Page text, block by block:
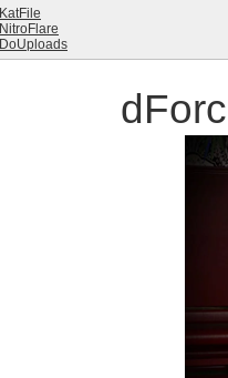
KatFile
NitroFlare
DoUploads